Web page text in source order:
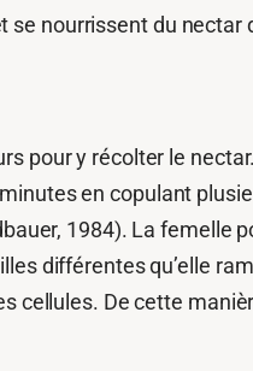
se nourrissent du
pour y récolter le
en copulant
1984). La femelle
différentes qu’elle
cellules. De cette